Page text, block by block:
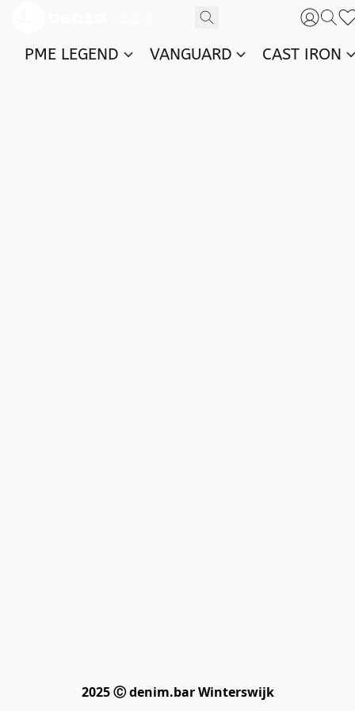
PME LEGEND VANGUARD CAST IRON
2025 Ⓒ denim.bar Winterswijk